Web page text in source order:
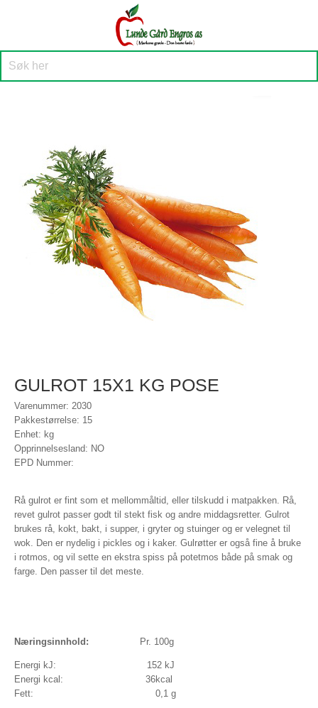
GULROT 15X1 KG POSE
Varenummer: 2030
Pakkestørrelse: 15
Enhet: kg
Opprinnelsesland: NO
EPD Nummer:
Rå gulrot er fint som et mellommåltid, eller tilskudd i matpakken. Rå,
revet gulrot passer godt til stekt fisk og andre middagsretter. Gulrot
brukes rå, kokt, bakt, i supper, i gryter og stuinger og er velegnet til
wok. Den er nydelig i pickles og i kaker. Gulrøtter er også fine å bruke
i rotmos, og vil sette en ekstra spiss på potetmos både på smak og
farge. Den passer til det meste.
Næringsinnhold: Pr. 100g
Energi kJ: 152 kJ
Energi kcal: 36kcal
Fett: 0,1 g